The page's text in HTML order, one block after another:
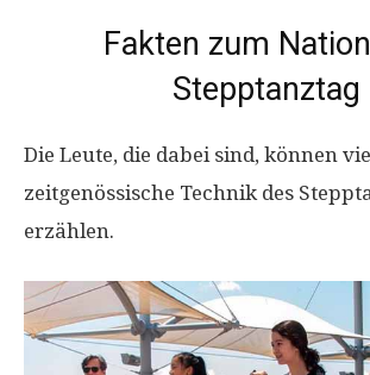
Fakten zum
Stepptanztag
Die Leute, die dabei sind, können
zeitgenössische Technik des
erzählen.